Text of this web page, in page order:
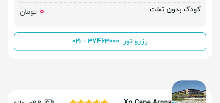
کودک بدون تخت
0 تومان
رزرو تور :021 - 37463000